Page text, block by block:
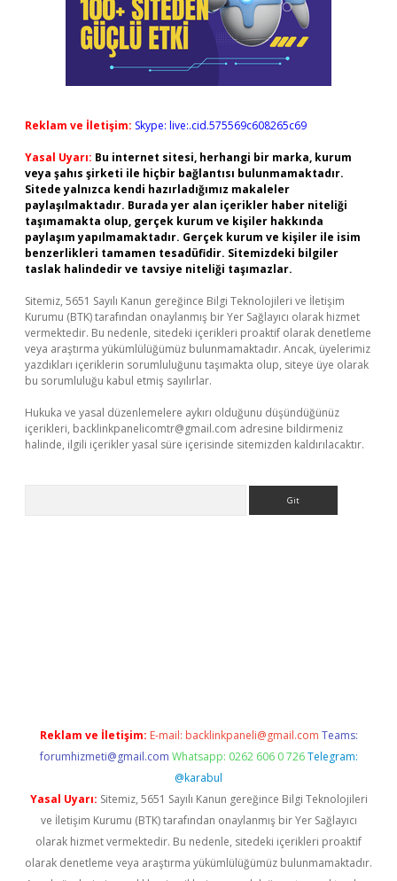
Reklam ve İletişim: Skype: live:.cid.575569c608265c69
Yasal Uyarı: Bu internet sitesi, herhangi bir marka, kurum
veya şahıs şirketi ile hiçbir bağlantısı bulunmamaktadır.
Sitede yalnızca kendi hazırladığımız makaleler
paylaşılmaktadır. Burada yer alan içerikler haber niteliği
taşımamakta olup, gerçek kurum ve kişiler hakkında
paylaşım yapılmamaktadır. Gerçek kurum ve kişiler ile isim
benzerlikleri tamamen tesadüfidir. Sitemizdeki bilgiler
taslak halindedir ve tavsiye niteliği taşımazlar.
Sitemiz, 5651 Sayılı Kanun gereğince Bilgi Teknolojileri ve İletişim
Kurumu (BTK) tarafından onaylanmış bir Yer Sağlayıcı olarak hizmet
vermektedir. Bu nedenle, sitedeki içerikleri proaktif olarak denetleme
veya araştırma yükümlülüğümüz bulunmamaktadır. Ancak, üyelerimiz
yazdıkları içeriklerin sorumluluğunu taşımakta olup, siteye üye olarak
bu sorumluluğu kabul etmiş sayılırlar.
Hukuka ve yasal düzenlemelere aykırı olduğunu düşündüğünüz
içerikleri, backlinkpanelicomtr@gmail.com adresine bildirmeniz
halinde, ilgili içerikler yasal süre içerisinde sitemizden kaldırılacaktır.
Reklam ve İletişim: E-mail: backlinkpaneli@gmail.com Teams:
forumhizmeti@gmail.com Whatsapp: 0262 606 0 726 Telegram:
@karabul
Yasal Uyarı: Sitemiz, 5651 Sayılı Kanun gereğince Bilgi Teknolojileri
ve İletişim Kurumu (BTK) tarafından onaylanmış bir Yer Sağlayıcı
olarak hizmet vermektedir. Bu nedenle, sitedeki içerikleri proaktif
olarak denetleme veya araştırma yükümlülüğümüz bulunmamaktadır.